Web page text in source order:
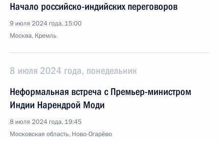
Начало российско-индийских переговоров
9 июля 2024 года, 15:00
Москва, Кремль
8 июля 2024 года, понедельник
Неформальная встреча с Премьер-министром
Индии Нарендрой Моди
8 июля 2024 года, 19:45
Московская область, Ново-Огарёво